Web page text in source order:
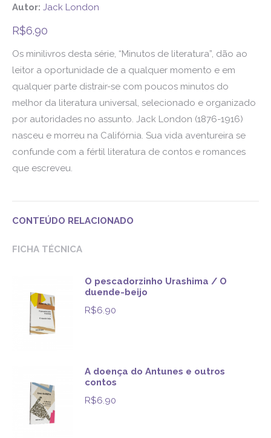
Autor: Jack London
R$6.90
Os minilivros desta série, “Minutos de literatura”, dão ao
leitor a oportunidade de a qualquer momento e em
qualquer parte distrair-se com poucos minutos do
melhor da literatura universal, selecionado e organizado
por autoridades no assunto. Jack London (1876-1916)
nasceu e morreu na Califórnia. Sua vida aventureira se
confunde com a fértil literatura de contos e romances
que escreveu.
CONTEÚDO RELACIONADO
FICHA TÉCNICA
O pescadorzinho Urashima / O
duende-beijo
R$6.90
A doença do Antunes e outros
contos
R$6.90